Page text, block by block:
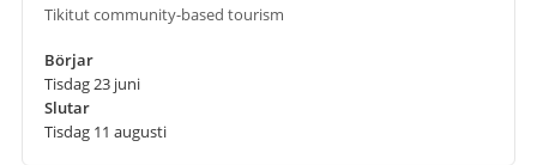
Tikitut community-based tourism
Börjar
Tisdag 23 juni
Slutar
Tisdag 11 augusti